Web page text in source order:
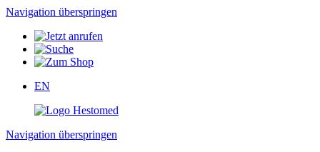
Navigation überspringen
EN
Navigation überspringen